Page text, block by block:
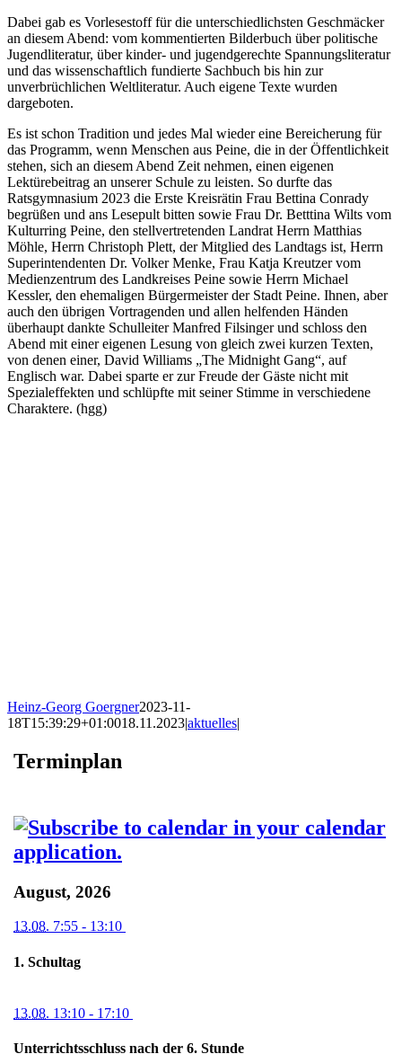
Dabei gab es Vorlesestoff für die unterschiedlichsten Geschmäcker
an diesem Abend: vom kommentierten Bilderbuch über politische
Jugendliteratur, über kinder- und jugendgerechte Spannungsliteratur
und das wissenschaftlich fundierte Sachbuch bis hin zur
unverbrüchlichen Weltliteratur. Auch eigene Texte wurden
dargeboten.
Es ist schon Tradition und jedes Mal wieder eine Bereicherung für
das Programm, wenn Menschen aus Peine, die in der Öffentlichkeit
stehen, sich an diesem Abend Zeit nehmen, einen eigenen
Lektürebeitrag an unserer Schule zu leisten. So durfte das
Ratsgymnasium 2023 die Erste Kreisrätin Frau Bettina Conrady
begrüßen und ans Lesepult bitten sowie Frau Dr. Betttina Wilts vom
Kulturring Peine, den stellvertretenden Landrat Herrn Matthias
Möhle, Herrn Christoph Plett, der Mitglied des Landtags ist, Herrn
Superintendenten Dr. Volker Menke, Frau Katja Kreutzer vom
Medienzentrum des Landkreises Peine sowie Herrn Michael
Kessler, den ehemaligen Bürgermeister der Stadt Peine. Ihnen, aber
auch den übrigen Vortragenden und allen helfenden Händen
überhaupt dankte Schulleiter Manfred Filsinger und schloss den
Abend mit einer eigenen Lesung von gleich zwei kurzen Texten,
von denen einer, David Williams „The Midnight Gang“, auf
Englisch war. Dabei sparte er zur Freude der Gäste nicht mit
Spezialeffekten und schlüpfte mit seiner Stimme in verschiedene
Charaktere. (hgg)
Heinz-Georg Goergner2023-11-
18T15:39:29+01:0018.11.2023|aktuelles|
Terminplan
August, 2026
13.08. 7:55 - 13:10
1. Schultag
13.08. 13:10 - 17:10
Unterrichtsschluss nach der 6. Stunde